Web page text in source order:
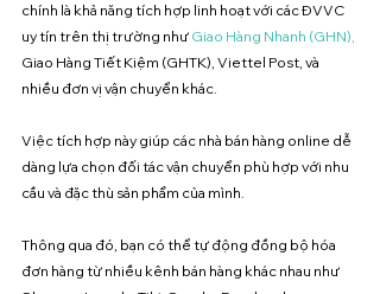
chính là khả năng tích hợp linh hoạt với các ĐVVC
uy tín trên thị trường như Giao Hàng Nhanh (GHN),
Giao Hàng Tiết Kiệm (GHTK), Viettel Post, và
nhiều đơn vị vận chuyển khác.
Việc tích hợp này giúp các nhà bán hàng online dễ
dàng lựa chọn đối tác vận chuyển phù hợp với nhu
cầu và đặc thù sản phẩm của mình.
Thông qua đó, bạn có thể tự động đồng bộ hóa
đơn hàng từ nhiều kênh bán hàng khác nhau như